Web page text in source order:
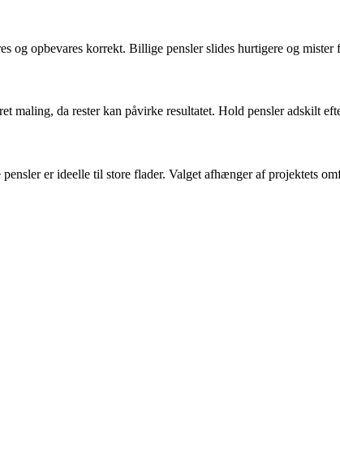
og opbevares korrekt. Billige pensler slides hurtigere og mister
maling, da rester kan påvirke resultatet. Hold pensler adskilt
er ideelle til store flader. Valget afhænger af projektets